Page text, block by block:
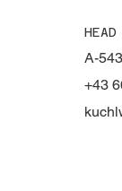
A-
+43